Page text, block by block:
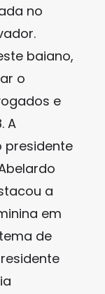
no
baiano,
o
e
A
presidente
a
em
de